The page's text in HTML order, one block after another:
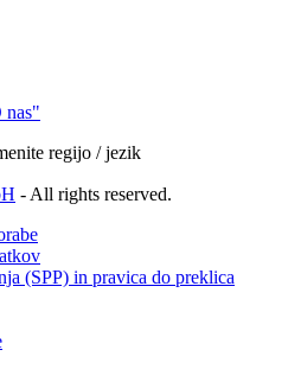
nas"
regijo / jezik
- All rights reserved.
(SPP) in pravica do preklica